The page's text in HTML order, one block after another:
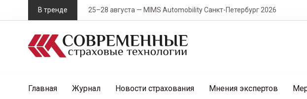
k
В тренде 25–28 августа — MIMS Automobility Санкт-Петербург 2026
Главная Журнал Новости страхования Мнения экспертов